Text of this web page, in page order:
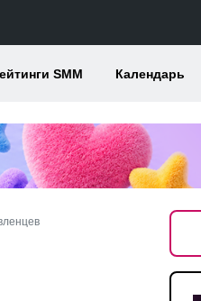
SMM Календарь